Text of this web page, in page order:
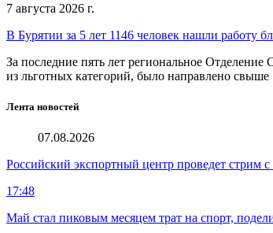
7 августа 2026 г.
В Бурятии за 5 лет 1146 человек нашли работу
За последние пять лет региональное
из льготных категорий, было направлено
Лента новостей
07.08.2026
Российский экспортный центр проведет стрим
17:48
Май стал пиковым месяцем трат на спорт,